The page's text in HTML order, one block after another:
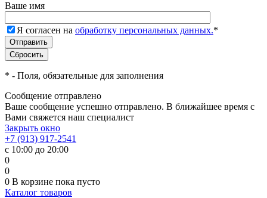
Ваше имя
Я согласен на обработку персональных данных.*
* - Поля, обязательные для заполнения
Сообщение отправлено
Ваше сообщение успешно отправлено. В ближайшее время с
Вами свяжется наш специалист
Закрыть окно
+7 (913) 917-2541
с 10:00 до 20:00
0
0
0 В корзине пока пусто
Каталог товаров